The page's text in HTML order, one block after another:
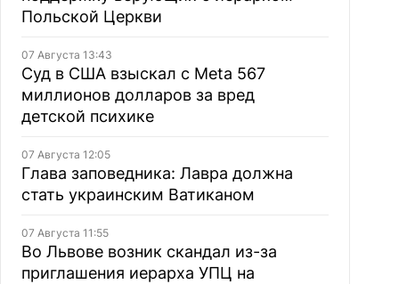
Польской Церкви
07 Августа 13:43
Суд в США взыскал с Meta 567
миллионов долларов за вред
детской психике
07 Августа 12:05
Глава заповедника: Лавра должна
стать украинским Ватиканом
07 Августа 11:55
Во Львове возник скандал из-за
приглашения иерарха УПЦ на